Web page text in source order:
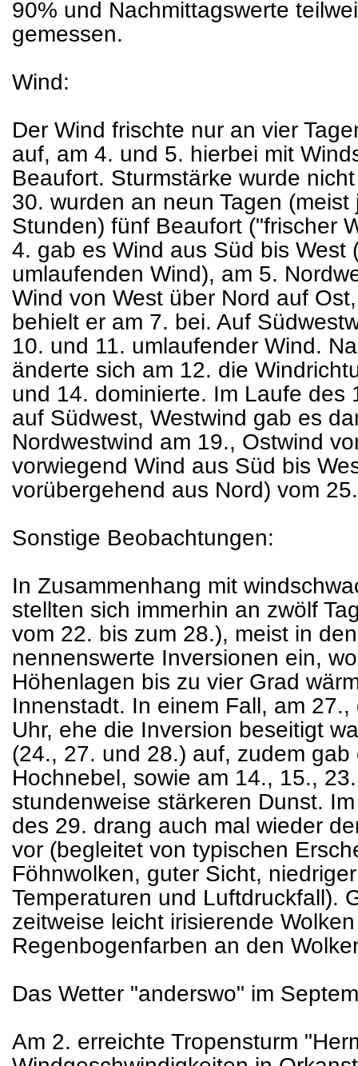
90% und Nachmittagswerte
gemessen.
Wind:
Der Wind frischte nur an vier
auf, am 4. und 5. hierbei mit
Beaufort. Sturmstärke wurde
30. wurden an neun Tagen
Stunden) fünf Beaufort ("frischer
4. gab es Wind aus Süd bis West
umlaufenden Wind), am 5.
Wind von West über Nord auf
behielt er am 7. bei. Auf
10. und 11. umlaufender Wind.
änderte sich am 12. die
und 14. dominierte. Im Laufe des
auf Südwest, Westwind gab es
Nordwestwind am 19., Ostwind
vorwiegend Wind aus Süd bis
vorübergehend aus Nord) vom
Sonstige Beobachtungen:
In Zusammenhang mit
stellten sich immerhin an zwölf
vom 22. bis zum 28.), meist in
nennenswerte Inversionen ein,
Höhenlagen bis zu vier Grad
Innenstadt. In einem Fall, am
Uhr, ehe die Inversion beseitigt
(24., 27. und 28.) auf, zudem
Hochnebel, sowie am 14., 15.,
stundenweise stärkeren Dunst.
des 29. drang auch mal wieder
vor (begleitet von typischen
Föhnwolken, guter Sicht,
Temperaturen und Luftdruckfall).
zeitweise leicht irisierende
Regenbogenfarben an den
Das Wetter "anderswo" im
Am 2. erreichte Tropensturm